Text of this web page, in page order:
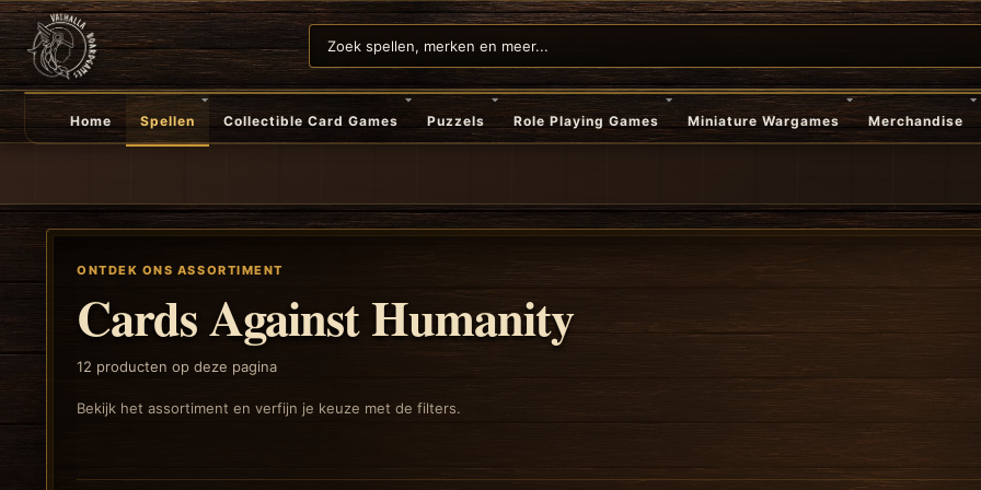
Home Spellen Collectible Card Games Puzzels Role Playing Games Miniature Wargames Merchandise
ONTDEK ONS ASSORTIMENT
Cards Against Humanity
12 producten op deze pagina
Bekijk het assortiment en verfijn je keuze met de filters.